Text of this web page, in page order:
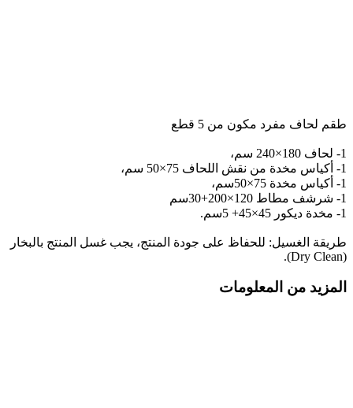
طقم لحاف مفرد مكون من 5 قطع
1- لحاف 180×240 سم،
1- أكياس مخدة من نقش اللحاف 75×50 سم،
1- أكياس مخدة 75×50سم،
1- شرشف مطاط 120×200+30سم
1- مخدة ديكور 45×45+ 5سم.
طريقة الغسيل: للحفاظ على جودة المنتج، يجب غسل المنتج بالبخار
(Dry Clean).
المزيد من المعلومات